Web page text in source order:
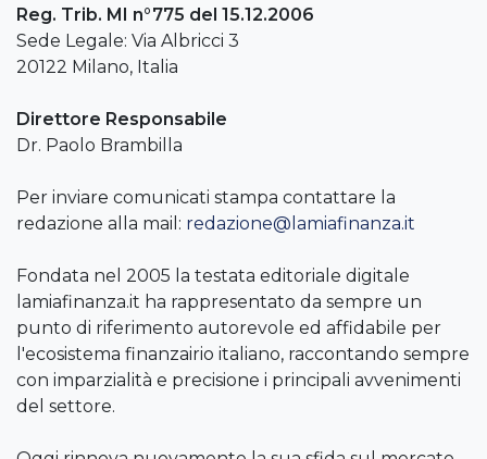
Reg. Trib. MI n°775 del 15.12.2006
Sede Legale: Via Albricci 3
20122 Milano, Italia
Direttore Responsabile
Dr. Paolo Brambilla
Per inviare comunicati stampa contattare la
redazione alla mail: redazione@lamiafinanza.it
Fondata nel 2005 la testata editoriale digitale
lamiafinanza.it ha rappresentato da sempre un
punto di riferimento autorevole ed affidabile per
l'ecosistema finanzairio italiano, raccontando sempre
con imparzialità e precisione i principali avvenimenti
del settore.